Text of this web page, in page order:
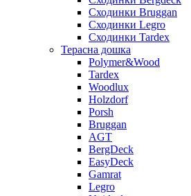
Сходинки Bruggan
Сходинки Legro
Сходинки Tardex
Терасна дошка
Polymer&Wood
Tardex
Woodlux
Holzdorf
Porsh
Bruggan
AGT
BergDeck
EasyDeck
Gamrat
Legro